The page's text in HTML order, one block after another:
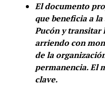
El documento
que beneficia a
Pucón y transitar
arriendo con
de la
permanencia. El
clave.